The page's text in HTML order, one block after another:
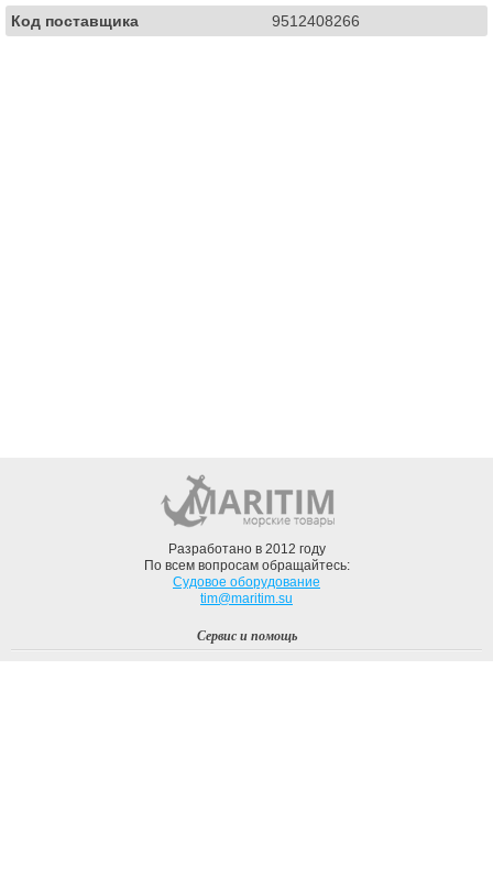
Код поставщика
9512408266
Разработано в 2012 году
По всем вопросам обращайтесь:
Судовое оборудование
tim@maritim.su
Сервис и помощь